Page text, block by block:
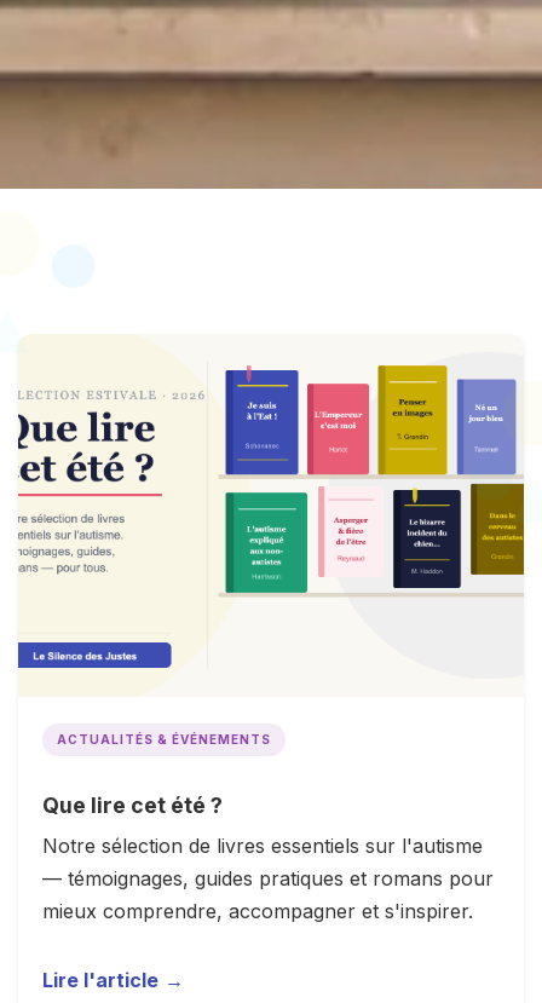
ACTUALITÉS & ÉVÉNEMENTS
Que lire cet été ?
Notre sélection de livres essentiels sur l'autisme
— témoignages, guides pratiques et romans pour
mieux comprendre, accompagner et s'inspirer.
Lire l'article →